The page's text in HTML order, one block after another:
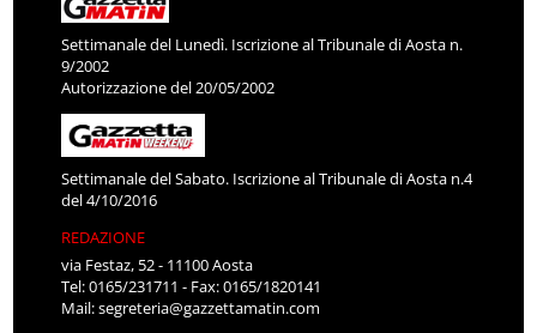
Settimanale del Lunedì. Iscrizione al Tribunale di Aosta n.
9/2002
Autorizzazione del 20/05/2002
Settimanale del Sabato. Iscrizione al Tribunale di Aosta n.4
del 4/10/2016
REDAZIONE
via Festaz, 52 - 11100 Aosta
Tel: 0165/231711 - Fax: 0165/1820141
Mail:segreteria@gazzettamatin.com